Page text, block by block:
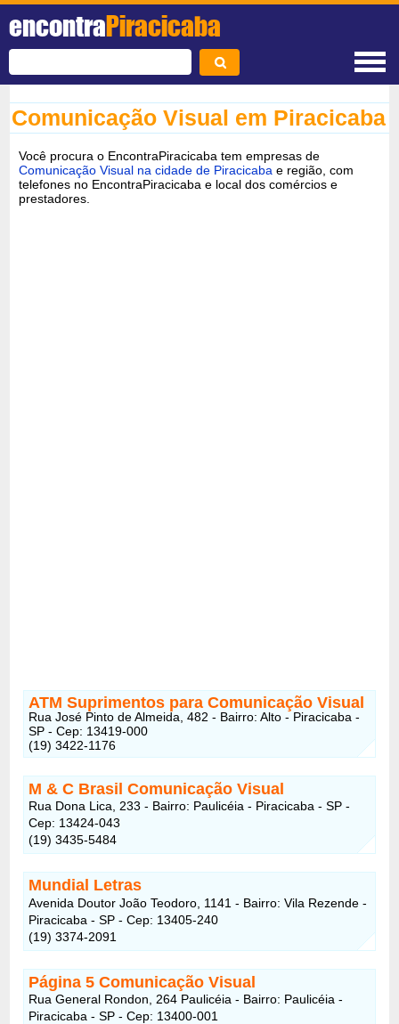
encontraPiracicaba
Comunicação Visual em Piracicaba
Você procura o EncontraPiracicaba tem empresas de
Comunicação Visual na cidade de Piracicaba e região, com
telefones no EncontraPiracicaba e local dos comércios e
prestadores.
ATM Suprimentos para Comunicação Visual
Rua José Pinto de Almeida, 482 - Bairro: Alto - Piracicaba -
SP - Cep: 13419-000
(19) 3422-1176
M & C Brasil Comunicação Visual
Rua Dona Lica, 233 - Bairro: Paulicéia - Piracicaba - SP -
Cep: 13424-043
(19) 3435-5484
Mundial Letras
Avenida Doutor João Teodoro, 1141 - Bairro: Vila Rezende -
Piracicaba - SP - Cep: 13405-240
(19) 3374-2091
Página 5 Comunicação Visual
Rua General Rondon, 264 Paulicéia - Bairro: Paulicéia -
Piracicaba - SP - Cep: 13400-001